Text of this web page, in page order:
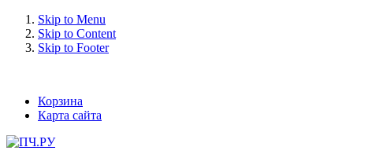
Skip to Menu
Skip to Content
Skip to Footer
Корзина
Карта сайта